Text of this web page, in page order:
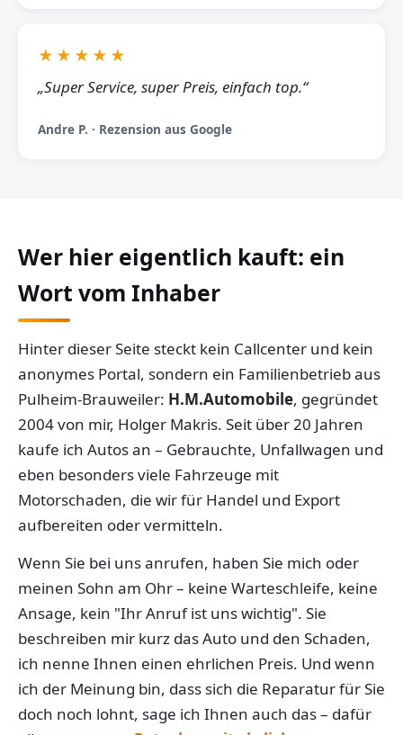
★★★★★
„Super Service, super Preis, einfach top.“
Andre P. · Rezension aus Google
Wer hier eigentlich kauft: ein
Wort vom Inhaber
Hinter dieser Seite steckt kein Callcenter und kein
anonymes Portal, sondern ein Familienbetrieb aus
Pulheim-Brauweiler: H.M.Automobile, gegründet
2004 von mir, Holger Makris. Seit über 20 Jahren
kaufe ich Autos an – Gebrauchte, Unfallwagen und
eben besonders viele Fahrzeuge mit
Motorschaden, die wir für Handel und Export
aufbereiten oder vermitteln.
Wenn Sie bei uns anrufen, haben Sie mich oder
meinen Sohn am Ohr – keine Warteschleife, keine
Ansage, kein "Ihr Anruf ist uns wichtig". Sie
beschreiben mir kurz das Auto und den Schaden,
ich nenne Ihnen einen ehrlichen Preis. Und wenn
ich der Meinung bin, dass sich die Reparatur für Sie
doch noch lohnt, sage ich Ihnen auch das – dafür